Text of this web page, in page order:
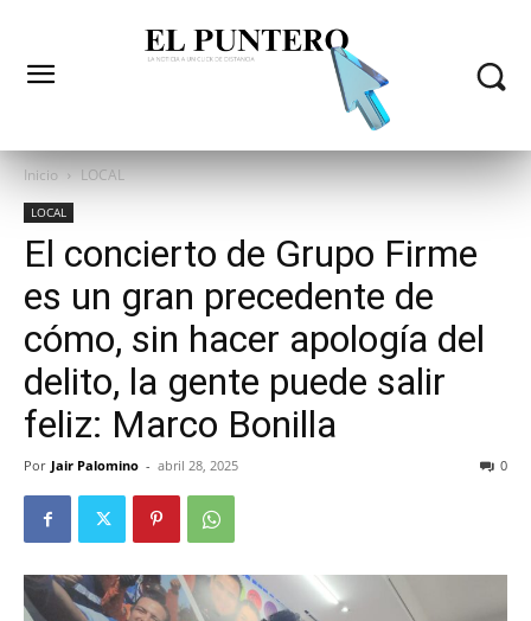
Inicio LOCAL
LOCAL
El concierto de Grupo Firme
es un gran precedente de
cómo, sin hacer apología del
delito, la gente puede salir
feliz: Marco Bonilla
Por Jair Palomino - abril 28, 2025 0